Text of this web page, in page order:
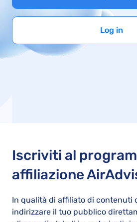
Log in
Iscriviti al
affiliazione
In qualità di affiliato di contenuti
indirizzare il tuo pubblico